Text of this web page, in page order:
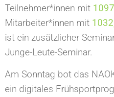
Teilnehmer*innen mit
Mitarbeiter*innen mit
ist ein zusätzlicher
Junge-Leute-Seminar.
Am Sonntag bot das
ein digitales